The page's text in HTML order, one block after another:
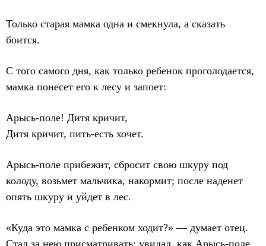
Только старая мамка одна и смекнула, а сказать
боится.
С того самого дня, как только ребенок проголодается,
мамка понесет его к лесу и запоет:
Арысь-поле! Дитя кричит,
Дитя кричит, пить-есть хочет.
Арысь-поле прибежит, сбросит свою шкуру под
колоду, возьмет мальчика, накормит; после наденет
опять шкуру и уйдет в лес.
«Куда это мамка с ребенком ходит?» — думает отец.
Стал за нею присматривать; увидал, как Арысь-поле